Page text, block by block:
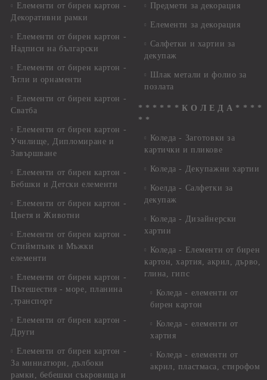
Елементи от бирен картон -
Декоративни рамки
Елементи от бирен картон -
Надписи на български
Елементи от бирен картон -
Ъгли и орнаменти
Елементи от бирен картон -
Сватба
Елементи от бирен картон -
Училище, Дипломиране и
Завършване
Елементи от бирен картон -
Бебшки и Детски елементи
Елементи от бирен картон -
Цветя и Животни
Елементи от бирен картон -
Стиймпънк и Мъжки
елементи
Елементи от бирен картон -
Пътешестия - море, планина
,транспорт
Елементи от бирен картон -
Други
Елементи от бирен картон -
За миниатюри, дълбоки
рамки, бебешки съкровища и
Предмети за декорация
Елементи за декорация
Салфетки и хартии за
декупаж
Шлак метали и фолио за
позлата
* * * * * * К О Л Е Д А * * * *
* *
Коледа - Заготовки за
картички и пликове
Коледа - Декупажни хартии
Коелда - Салфетки за
декупаж
Коледа - Дизайнерски
хартии
Коледа - Eлементи от бирен
картон, хартия, акрил, дърво,
глина, гипс
Коледа - елементи от
бирен картон
Коледа - елементи от
хартия
Коледа - елементи от
акрил, пластмаса, стирофом